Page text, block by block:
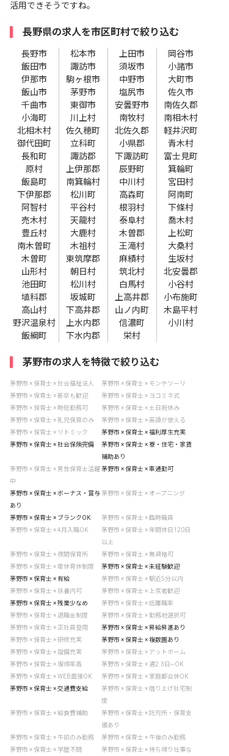
活用できそうですね。
長野県の求人を市区町村で絞り込む
長野市 松本市 上田市
岡谷市
飯田市
諏訪市 須坂市
小諸市
伊那市
駒ヶ根市 中野市
大町市
飯山市
茅野市 塩尻市
佐久市
千曲市
東御市 安曇野市
南佐久郡
小海町
川上村 南牧村
南相木村
北相木村
佐久穂町 北佐久郡
軽井沢町
御代田町
立科町 小県郡
青木村
長和町
諏訪郡 下諏訪町
富士見町
原村
上伊那郡 辰野町
箕輪町
飯島町
南箕輪村 中川村
宮田村
下伊那郡
松川町 高森町
阿南町
阿智村
平谷村 根羽村
下條村
売木村
天龍村 泰阜村
喬木村
豊丘村
大鹿村 木曽郡
上松町
南木曽町
木祖村 王滝村
大桑村
木曽町
東筑摩郡 麻績村
生坂村
山形村
朝日村 筑北村
北安曇郡
池田町
松川村 白馬村
小谷村
埴科郡
坂城町 上高井郡
小布施町
高山村
下高井郡 山ノ内町
木島平村
野沢温泉村
上水内郡 信濃町
小川村
飯綱町
下水内郡 栄村
茅野市の求人を特徴で絞り込む
茅野市 × 保育士 × 社会福祉法人
茅野市 × 保育士 × モンテソーリ
茅野市 × 保育士 × 新卒も歓迎
茅野市 × 保育士 × ヨコミネ式
茅野市 × 保育士 × 時短勤務可
茅野市 × 保育士 × 土日祝休み
茅野市 × 保育士 × 乳児保育のみ
茅野市 × 保育士 × 英語が使える
茅野市 × 保育士 × リトミック
茅野市 × 保育士 × 福利厚生充実
茅野市 × 保育士 × 社会保険完備
茅野市 × 保育士 × 寮・住宅・家賃
補助あり
茅野市 × 保育士 × 男性保育士活躍
中
茅野市 × 保育士 × 車通勤可
茅野市 × 保育士 × ボーナス・賞与
あり
茅野市 × 保育士 × オープニング
茅野市 × 保育士 × ブランクOK
茅野市 × 保育士 × 臨時職員
茅野市 × 保育士 × 4月入職OK
茅野市 × 保育士 × 年間休日120日
以上
茅野市 × 保育士 × 夜間保育所
茅野市 × 保育士 × 無資格可
茅野市 × 保育士 × 産休育休制度
茅野市 × 保育士 × 未経験歓迎
茅野市 × 保育士 × 有給
茅野市 × 保育士 × 駅近5分以内
茅野市 × 保育士 × 扶養内可
茅野市 × 保育士 × 上京者歓迎
茅野市 × 保育士 × 残業少なめ
茅野市 × 保育士 × 低離職率
茅野市 × 保育士 × 退職金制度
茅野市 × 保育士 × 勤務地選択可
茅野市 × 保育士 × 正社員登用
茅野市 × 保育士 × 昇給昇進あり
茅野市 × 保育士 × 研修充実
茅野市 × 保育士 × 複数園あり
茅野市 × 保育士 × 設備充実
茅野市 × 保育士 × アットホーム
茅野市 × 保育士 × 復帰率高
茅野市 × 保育士 × 週2.3日~OK
茅野市 × 保育士 × WEB面接OK
茅野市 × 保育士 × 家庭都合休OK
茅野市 × 保育士 × 交通費支給
茅野市 × 保育士 × 借り上げ社宅制
度
茅野市 × 保育士 × 給食費補助
茅野市 × 保育士 × 託児所・保育支
援あり
茅野市 × 保育士 × 午前のみ勤務
茅野市 × 保育士 × 午後のみ勤務
茅野市 × 保育士 × 学歴不問
茅野市 × 保育士 × 持ち帰り仕事な